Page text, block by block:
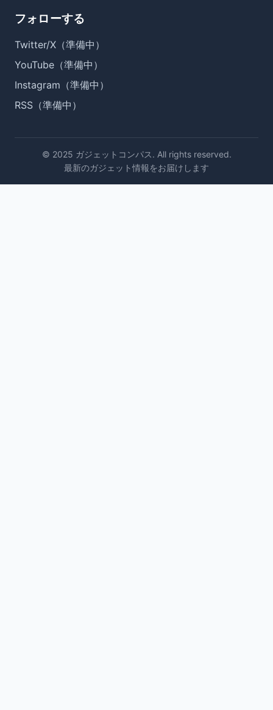
フォローする
Twitter/X（準備中）
YouTube（準備中）
Instagram（準備中）
RSS（準備中）
© 2025 ガジェットコンパス. All rights reserved.
最新のガジェット情報をお届けします